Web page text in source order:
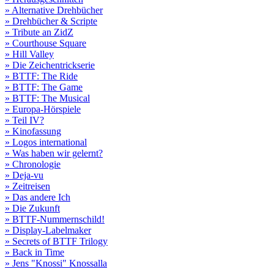
» Alternative Drehbücher
» Drehbücher & Scripte
» Tribute an ZidZ
» Courthouse Square
» Hill Valley
» Die Zeichentrickserie
» BTTF: The Ride
» BTTF: The Game
» BTTF: The Musical
» Europa-Hörspiele
» Teil IV?
» Kinofassung
» Logos international
» Was haben wir gelernt?
» Chronologie
» Deja-vu
» Zeitreisen
» Das andere Ich
» Die Zukunft
» BTTF-Nummernschild!
» Display-Labelmaker
» Secrets of BTTF Trilogy
» Back in Time
» Jens "Knossi" Knossalla